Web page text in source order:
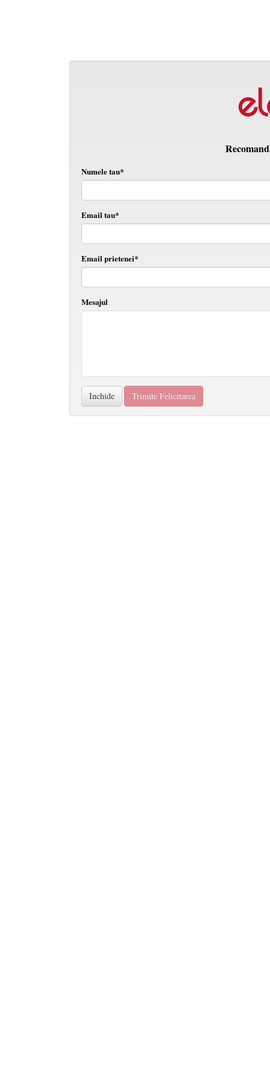
Numele tau*
Email tau*
Email prietenei*
Mesajul